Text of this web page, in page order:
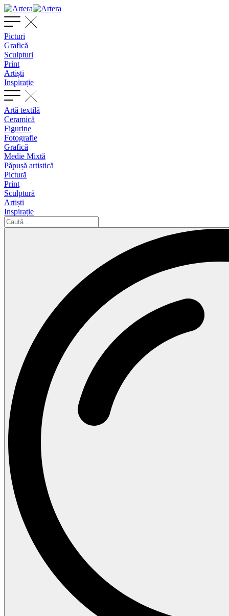
Picturi
Grafică
Sculpturi
Print
Artiști
Inspirație
Artă textilă
Ceramică
Figurine
Fotografie
Grafică
Medie Mixtă
Păpușă artistică
Pictură
Print
Sculptură
Artiști
Inspirație